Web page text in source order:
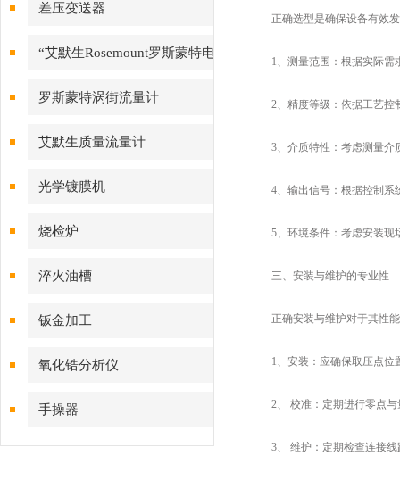
差压变送器
“艾默生Rosemount罗斯蒙特电
磁流量计
罗斯蒙特涡街流量计
艾默生质量流量计
光学镀膜机
烧检炉
淬火油槽
钣金加工
氧化锆分析仪
手操器
正确选型是确保设备有效发
1、测量范围：根据实际需
2、精度等级：依据工艺控制
3、介质特性：考虑测量介质
4、输出信号：根据控制系
5、环境条件：考虑安装现
三、安装与维护的专业性
正确安装与维护对于其性能
1、安装：应确保取压点位置
2、 校准：定期进行零点与
3、 维护：定期检查连接线